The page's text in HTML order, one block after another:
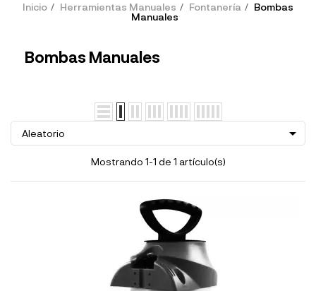
Inicio Herramientas Manuales Fontanería
Bombas
Manuales
Bombas Manuales
Aleatorio 
Mostrando 1-1 de 1 artículo(s)